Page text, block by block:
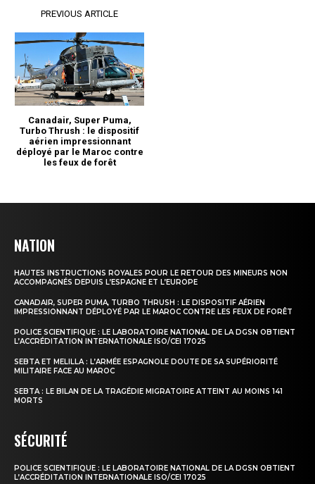
NATION
HAUTES INSTRUCTIONS ROYALES POUR LE RETOUR DES MINEURS NON
ACCOMPAGNÉS DEPUIS L’ESPAGNE ET L’EUROPE
CANADAIR, SUPER PUMA, TURBO THRUSH : LE DISPOSITIF AÉRIEN
IMPRESSIONNANT DÉPLOYÉ PAR LE MAROC CONTRE LES FEUX DE FORÊT
POLICE SCIENTIFIQUE : LE LABORATOIRE NATIONAL DE LA DGSN OBTIENT
L’ACCRÉDITATION INTERNATIONALE ISO/CEI 17025
SEBTA ET MELILLA : L’ARMÉE ESPAGNOLE DOUTE DE SA SUPÉRIORITÉ
MILITAIRE FACE AU MAROC
SEBTA : LE BILAN DE LA TRAGÉDIE MIGRATOIRE ATTEINT AU MOINS 141
MORTS
SÉCURITÉ
POLICE SCIENTIFIQUE : LE LABORATOIRE NATIONAL DE LA DGSN OBTIENT
L’ACCRÉDITATION INTERNATIONALE ISO/CEI 17025